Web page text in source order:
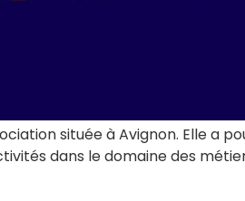
située à Avignon. Elle a
dans le domaine des